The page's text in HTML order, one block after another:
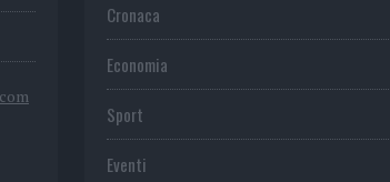
Cronaca
Economia
Sport
Eventi